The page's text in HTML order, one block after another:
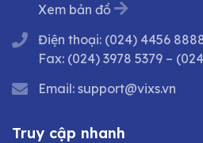
Xem bản đồ
Điện thoại: (024) 4456
Fax: (024) 3978 5379 –
Email: support@vixs.vn
Truy cập nhanh